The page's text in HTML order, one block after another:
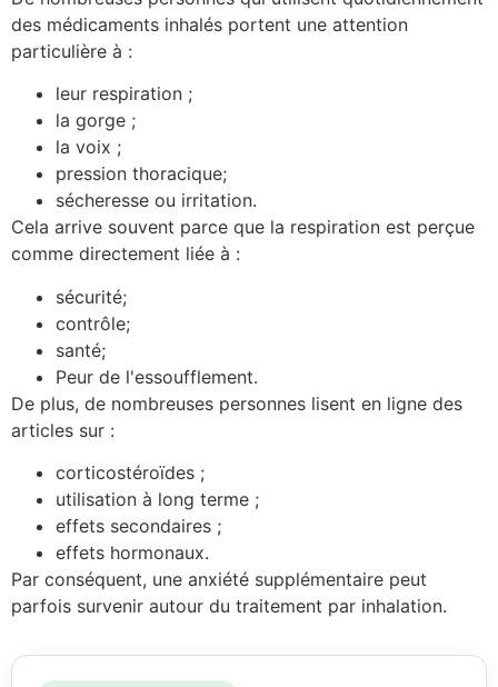
des médicaments inhalés portent une attention
particulière à :
leur respiration ;
la gorge ;
la voix ;
pression thoracique;
sécheresse ou irritation.
Cela arrive souvent parce que la respiration est perçue
comme directement liée à :
sécurité;
contrôle;
santé;
Peur de l'essoufflement.
De plus, de nombreuses personnes lisent en ligne des
articles sur :
corticostéroïdes ;
utilisation à long terme ;
effets secondaires ;
effets hormonaux.
Par conséquent, une anxiété supplémentaire peut
parfois survenir autour du traitement par inhalation.